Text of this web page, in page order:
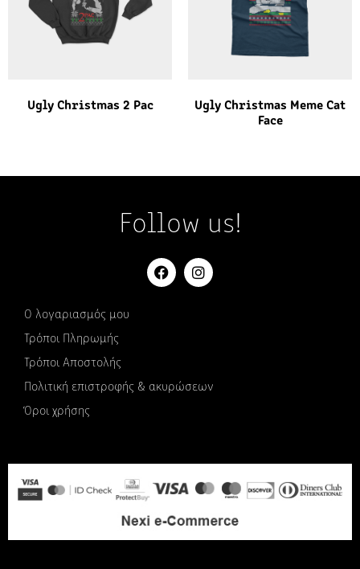
Ugly Christmas 2 Pac
Ugly Christmas Meme Cat
Face
Follow us!
Ο λογαριασμός μου
Τρόποι Πληρωμής
Τρόποι Αποστολής
Πολιτική επιστροφής & ακυρώσεων
Όροι χρήσης